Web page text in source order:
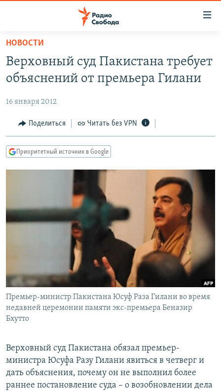
упрощенного
доступа
Вернуться
основному
Вернутся
главной
навигации
Вернутся
ПОДКАСТЫ
ЦИТАТЫ СВОБОДЫ
МНЕНИЯ
IDEL.РЕАЛИИ
СИБИРЬ.РЕАЛИИ
РАСПИСАНИЕ ВЕЩАНИЯ
ПОДПИШИТЕСЬ НА РАССЫЛКУ
СОЦИАЛЬНЫЕ СЕТИ
НОВОСТИ
Верховный суд Пакистана требует
объяснений от премьера Гилани
16 января 2012
Поделиться Читать без VPN
Приоритетный источник в Google
Премьер-министр Пакистана Юсуф Раза Гилани во время
недавней церемонии памяти экс-премьера Беназир
Бхутто
Верховный суд Пакистана обязал премьер-
министра Юсуфа Разу Гилани явиться в четверг и
дать объяснения, почему он не выполнил более
раннее постановление суда – о возобновлении дела